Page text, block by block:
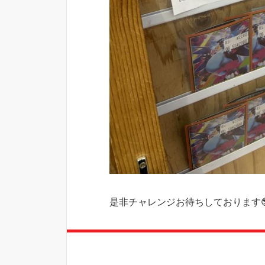
是非チャレンジお待ちしております